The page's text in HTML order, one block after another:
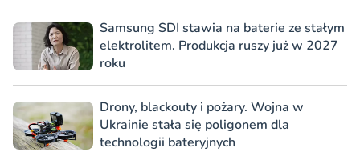
Samsung SDI stawia na baterie ze stałym
elektrolitem. Produkcja ruszy już w 2027
roku
Drony, blackouty i pożary. Wojna w
Ukrainie stała się poligonem dla
technologii bateryjnych